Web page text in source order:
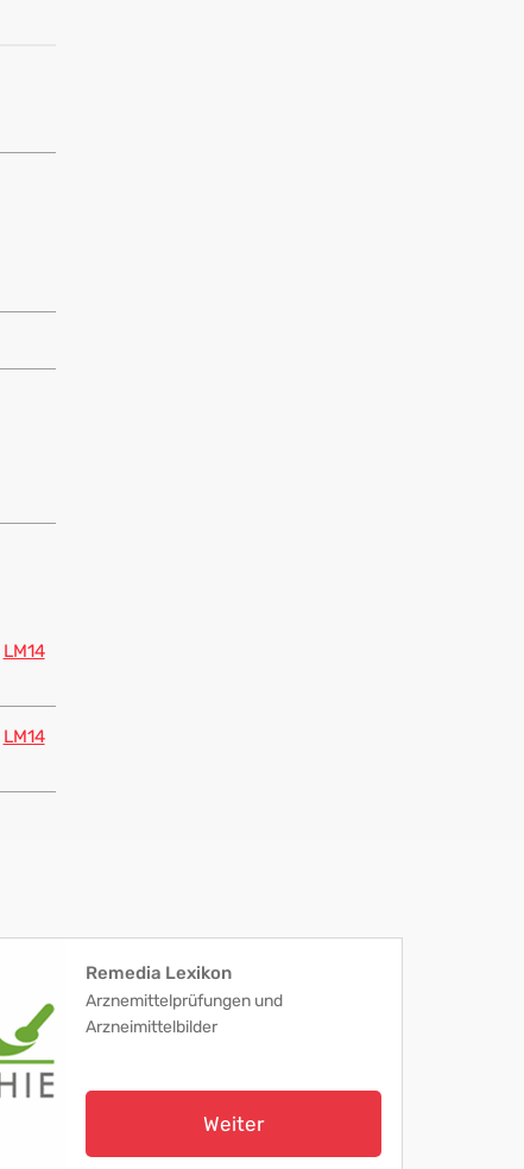
LM14
LM14
Remedia Lexikon
Arznemittelprüfungen und
Arzneimittelbilder
Weiter